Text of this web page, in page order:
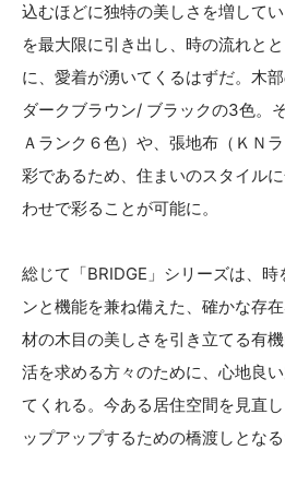
込むほどに独特の美しさを増して
を最大限に引き出し、時の流れと
に、愛着が湧いてくるはずだ。木
ダークブラウン/ ブラックの3色。
Ａランク６色）や、張地布（ＫＮ
彩であるため、住まいのスタイル
わせで彩ることが可能に。
総じて「BRIDGE」シリーズは、
ンと機能を兼ね備えた、確かな存
材の木目の美しさを引き立てる有
活を求める方々のために、心地良
てくれる。今ある居住空間を見直
ップアップするための橋渡しとなる